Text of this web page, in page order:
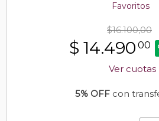
Favoritos
$16.100,00
$ 14.490 00
Ver cuotas
5% OFFcon